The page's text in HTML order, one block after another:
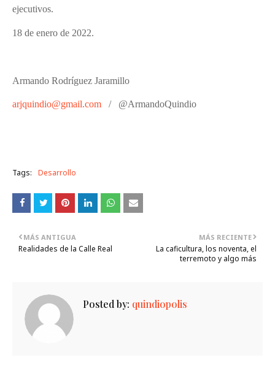
ejecutivos.
18 de enero de 2022.
Armando Rodríguez Jaramillo
arjquindio@gmail.com / @ArmandoQuindio
Tags: Desarrollo
MÁS RECIENTE
La caficultura, los noventa, el
terremoto y algo más
MÁS ANTIGUA
Realidades de la Calle Real
Posted by: quindiopolis